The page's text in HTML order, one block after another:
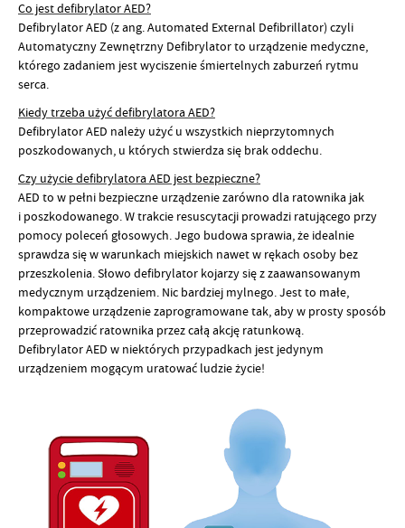
Co jest defibrylator AED?
Defibrylator AED (z ang. Automated External Defibrillator) czyli
Automatyczny Zewnętrzny Defibrylator to urządzenie medyczne,
którego zadaniem jest wyciszenie śmiertelnych zaburzeń rytmu
serca.
Kiedy trzeba użyć defibrylatora AED?
Defibrylator AED należy użyć u wszystkich nieprzytomnych
poszkodowanych, u których stwierdza się brak oddechu.
Czy użycie defibrylatora AED jest bezpieczne?
AED to w pełni bezpieczne urządzenie zarówno dla ratownika jak
i poszkodowanego. W trakcie resuscytacji prowadzi ratującego przy
pomocy poleceń głosowych. Jego budowa sprawia, że idealnie
sprawdza się w warunkach miejskich nawet w rękach osoby bez
przeszkolenia. Słowo defibrylator kojarzy się z zaawansowanym
medycznym urządzeniem. Nic bardziej mylnego. Jest to małe,
kompaktowe urządzenie zaprogramowane tak, aby w prosty sposób
przeprowadzić ratownika przez całą akcję ratunkową.
Defibrylator AED w niektórych przypadkach jest jedynym
urządzeniem mogącym uratować ludzie życie!